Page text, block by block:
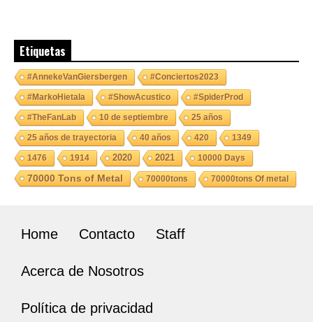
Etiquetas
#AnnekeVanGiersbergen #Conciertos2023
#MarkoHietala #ShowAcustico #SpiderProd
#TheFanLab 10 de septiembre 25 años
25 años de trayectoria 40 años 420 1349
1476 1914 2020 2021 10000 Days
70000 Tons of Metal 70000tons 70000tons Of metal
Home Contacto Staff
Acerca de Nosotros
Política de privacidad